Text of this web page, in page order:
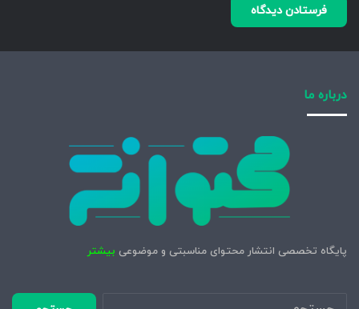
درباره ما
پایگاه تخصصی انتشار محتوای مناسبتی و موضوعی بیشتر
جستجو